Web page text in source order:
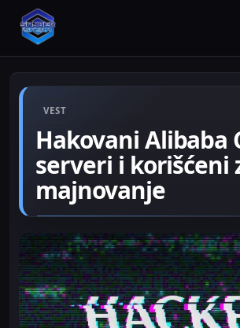
VEST
Hakovani Alibaba
serveri i korišćeni
majnovanje